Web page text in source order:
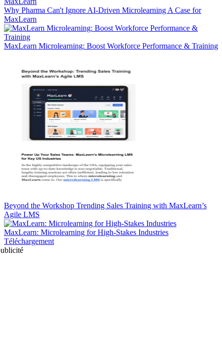
Why Pharma Can't Ignore AI-Driven Microlearning A Case for
MaxLearn
MaxLearn Microlearning: Boost Workforce Performance & Training
Beyond the Workshop Trending Sales Training with MaxLearn’s
Agile LMS
MaxLearn: Microlearning for High-Stakes Industries
Téléchargement